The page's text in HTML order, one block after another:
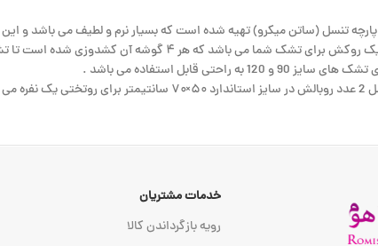
قابل استفاده می باشد .
خدمات مشتریان
رویه بازگرداندن کالا